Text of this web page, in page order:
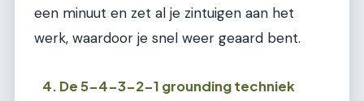
een minuut en zet al je zintuigen aan het
werk, waardoor je snel weer geaard bent.
4. De 5-4-3-2-1 grounding techniek